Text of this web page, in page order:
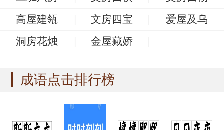
高屋建瓴
文房四宝
爱屋及乌
洞房花烛
金屋藏娇
成语点击排行榜